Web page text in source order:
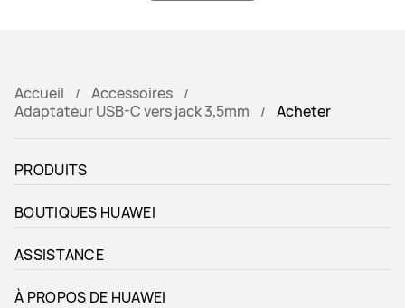
Accueil
Accessoires
Adaptateur USB-C vers jack 3,5mm
Acheter
PRODUITS
BOUTIQUES HUAWEI
ASSISTANCE
À PROPOS DE HUAWEI